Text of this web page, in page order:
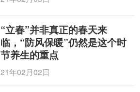
“立春”并非真正的春天来
临，“防风保暖”仍然是这个时
节养生的重点
21年02月02日